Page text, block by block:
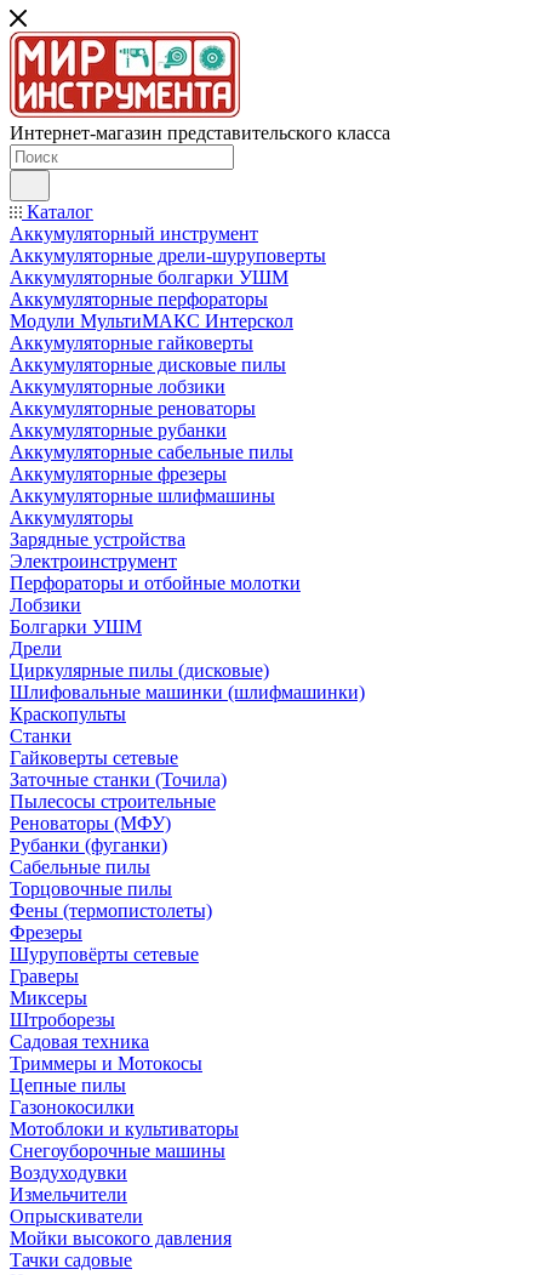
Интернет-магазин представительского класса
Каталог
Аккумуляторный инструмент
Аккумуляторные дрели-шуруповерты
Аккумуляторные болгарки УШМ
Аккумуляторные перфораторы
Модули МультиМАКС Интерскол
Аккумуляторные гайковерты
Аккумуляторные дисковые пилы
Аккумуляторные лобзики
Аккумуляторные реноваторы
Аккумуляторные рубанки
Аккумуляторные сабельные пилы
Аккумуляторные фрезеры
Аккумуляторные шлифмашины
Аккумуляторы
Зарядные устройства
Электроинструмент
Перфораторы и отбойные молотки
Лобзики
Болгарки УШМ
Дрели
Циркулярные пилы (дисковые)
Шлифовальные машинки (шлифмашинки)
Краскопульты
Станки
Гайковерты сетевые
Заточные станки (Точила)
Пылесосы строительные
Реноваторы (МФУ)
Рубанки (фуганки)
Сабельные пилы
Торцовочные пилы
Фены (термопистолеты)
Фрезеры
Шуруповёрты сетевые
Граверы
Миксеры
Штроборезы
Садовая техника
Триммеры и Мотокосы
Цепные пилы
Газонокосилки
Мотоблоки и культиваторы
Снегоуборочные машины
Воздуходувки
Измельчители
Опрыскиватели
Мойки высокого давления
Тачки садовые